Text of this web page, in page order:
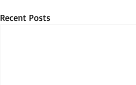
Recent Posts